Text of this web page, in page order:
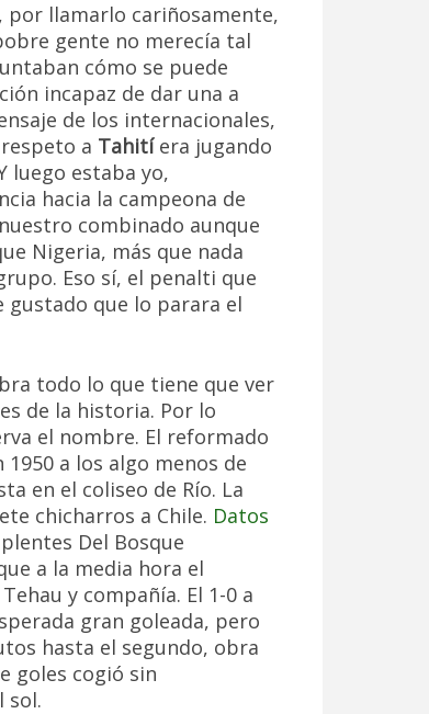
por llamarlo cariñosamente,
gente no merecía tal
cómo se puede
incapaz de dar una a
de los internacionales,
a Tahitíera jugando
luego estaba yo,
hacia la campeona de
combinado aunque
Nigeria, más que nada
Eso sí, el penalti que
gustado que lo parara el
todo lo que tiene que ver
de la historia. Por lo
el nombre. El reformado
1950 a los algo menos de
en el coliseo de Río. La
chicharros a Chile. Datos
Del Bosque
a la media hora el
y compañía. El 1-0 a
gran goleada, pero
hasta el segundo, obra
goles cogió sin
sol.